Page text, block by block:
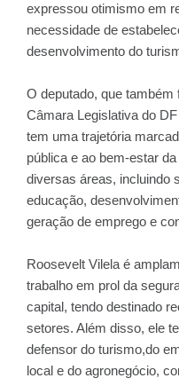
expressou otimismo em
necessidade de
desenvolvimento do
O deputado, que
Câmara Legislativa do
tem uma trajetória
pública e ao bem-estar
diversas áreas, incluindo
educação,
geração de emprego e
Roosevelt Vilela é
trabalho em prol da
capital, tendo destinado
setores. Além disso, ele
defensor do turismo,do
local e do agronegócio,